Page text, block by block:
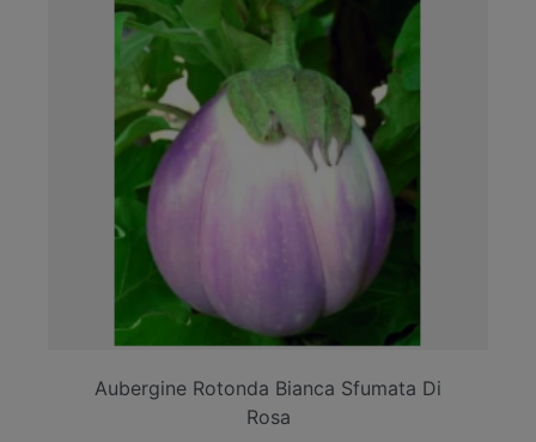
Aubergine Rotonda Bianca Sfumata Di
Rosa